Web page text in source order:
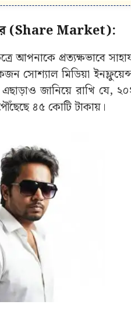
(Share Market):
প্রত্যক্ষভাবে
সোশ্যাল মিডিয়া
জানিয়ে রাখি যে,
৪৫ কোটি টাকায়।